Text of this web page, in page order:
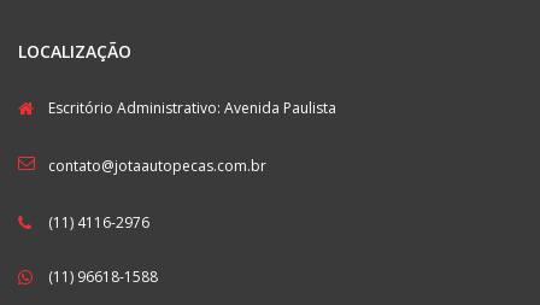
LOCALIZAÇÃO
Escritório Administrativo: Avenida Paulista
contato@jotaautopecas.com.br
(11) 4116-2976
(11) 96618-1588